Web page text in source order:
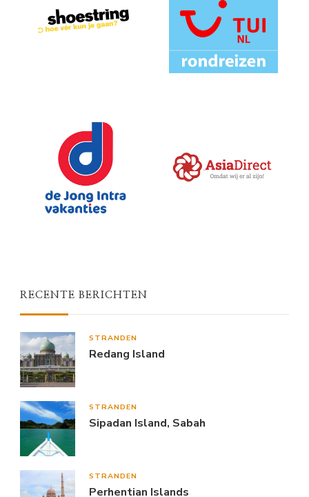
RECENTE BERICHTEN
STRANDEN
Redang Island
STRANDEN
Sipadan Island, Sabah
STRANDEN
Perhentian Islands